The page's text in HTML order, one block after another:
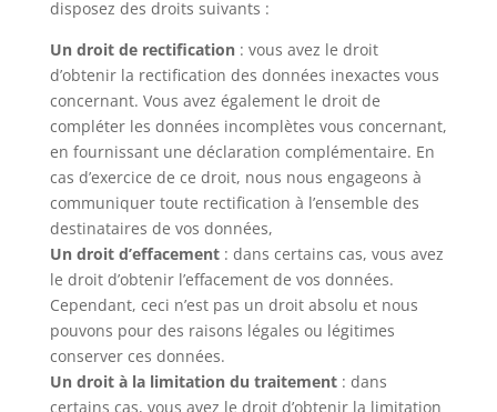
disposez des droits suivants :
Un droit de rectification: vous avez le droit
d’obtenir la rectification des données inexactes vous
concernant. Vous avez également le droit de
compléter les données incomplètes vous concernant,
en fournissant une déclaration complémentaire. En
cas d’exercice de ce droit, nous nous engageons à
communiquer toute rectification à l’ensemble des
destinataires de vos données,
Un droit d’effacement: dans certains cas, vous avez
le droit d’obtenir l’effacement de vos données.
Cependant, ceci n’est pas un droit absolu et nous
pouvons pour des raisons légales ou légitimes
conserver ces données.
Un droit à la limitation du traitement: dans
certains cas, vous avez le droit d’obtenir la limitation